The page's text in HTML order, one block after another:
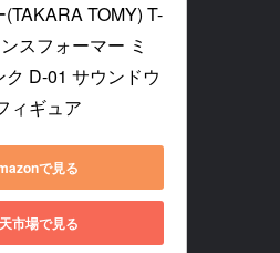
TOMY) T-
スフォーマー ミ
ク D-01 サウンドウ
ィギュア
で見る
市場で見る